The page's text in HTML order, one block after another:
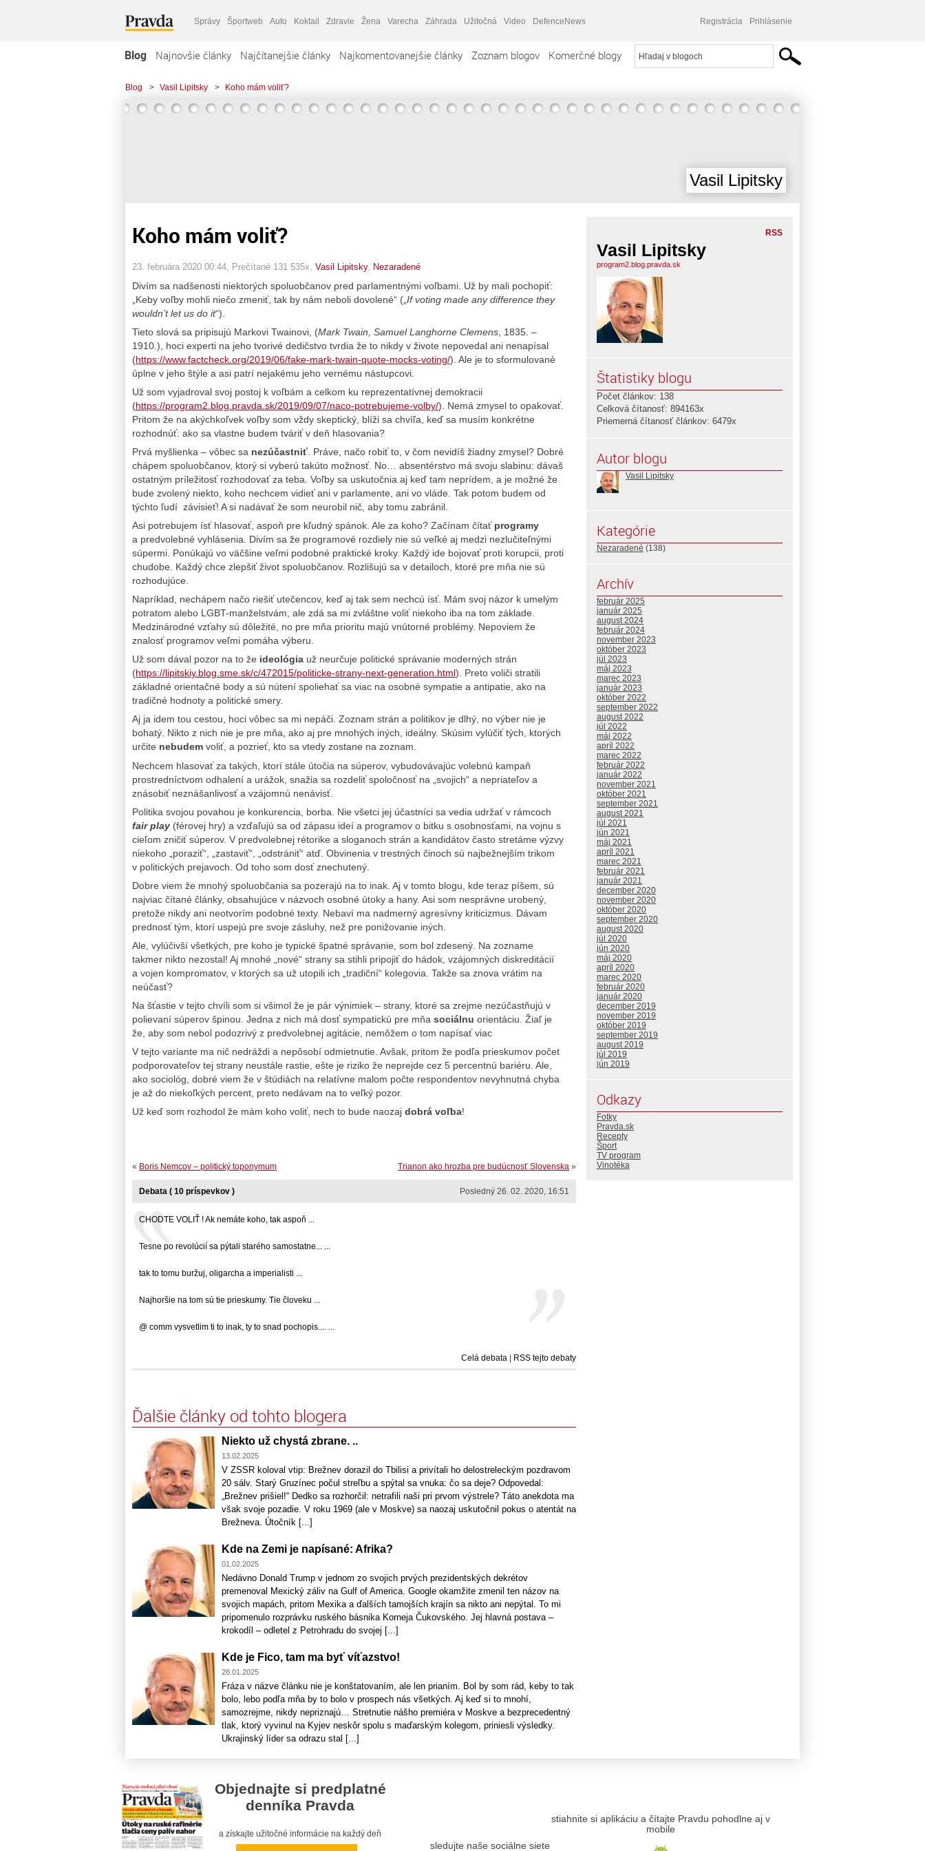
Správy Športweb Auto Koktail Zdravie Žena Varecha Záhrada Užitočná Video DefenceNews Registrácia Prihlásenie
Blog Najnovšie články Najčítanejšie články Najkomentovanejšie články Zoznam blogov Komerčné blogy
Blog > Vasil Lipitsky > Koho mám voliť?
Vasil Lipitsky
Koho mám voliť?
23. februára 2020 00:44 , Prečítané 131 535x, Vasil Lipitsky, Nezaradené
Divím sa nadšenosti niektorých spoluobčanov pred parlamentnými voľbami. Už by mali pochopiť:
„Keby voľby mohli niečo zmeniť, tak by nám neboli dovolené“ („ If voting made any difference they
wouldn’t let us do it“).
Tieto slová sa pripisujú Markovi Twainovi, (Mark Twain, Samuel Langhorne Clemens , 1835. –
1910.), hoci experti na jeho tvorivé dedičstvo tvrdia že to nikdy v živote nepovedal ani nenapísal
(https://www.factcheck.org/2019/06/fake-mark-twain-quote-mocks-voting/). Ale je to sformulované
úplne v jeho štýle a asi patrí nejakému jeho vernému nástupcovi.
Už som vyjadroval svoj postoj k voľbám a celkom ku reprezentatívnej demokracii
(https://program2.blog.pravda.sk/2019/09/07/naco-potrebujeme-volby/). Nemá zmysel to opakovať.
Pritom že na akýchkoľvek voľby som vždy skeptický, blíži sa chvíľa, keď sa musím konkrétne
rozhodnúť: ako sa vlastne budem tváriť v deň hlasovania?
Prvá myšlienka – vôbec sa nezúčastniť . Práve, načo robiť to, v čom nevidíš žiadny zmysel? Dobré
chápem spoluobčanov, ktorý si vyberú takúto možnosť. No… absentérstvo má svoju slabinu: dávaš
ostatným príležitosť rozhodovať za teba. Voľby sa uskutočnia aj keď tam neprídem, a je možné že
bude zvolený niekto, koho nechcem vidieť ani v parlamente, ani vo vláde. Tak potom budem od
týchto ľudí závisieť! A si nadávať že som neurobil nič, aby tomu zabránil.
Asi potrebujem ísť hlasovať, aspoň pre kľudný spánok. Ale za koho? Začínam čítať programy
a predvolebné vyhlásenia. Divím sa že programové rozdiely nie sú veľké aj medzi nezlučiteľnými
súpermi. Ponúkajú vo väčšine veľmi podobné praktické kroky. Každý ide bojovať proti korupcii, proti
chudobe. Každý chce zlepšiť život spoluobčanov. Rozlišujú sa v detailoch, ktoré pre mňa nie sú
rozhodujúce.
Napríklad, nechápem načo riešiť utečencov, keď aj tak sem nechcú ísť. Mám svoj názor k umelým
potratom alebo LGBT-manželstvám, ale zdá sa mi zvláštne voliť niekoho iba na tom základe.
Medzinárodné vzťahy sú dôležité, no pre mňa prioritu majú vnútorné problémy. Nepoviem že
znalosť programov veľmi pomáha výberu.
Už som dával pozor na to že ideológia už neurčuje politické správanie moderných strán
(https://lipitskiy.blog.sme.sk/c/472015/politicke-strany-next-generation.html). Preto voliči stratili
základné orientačné body a sú nútení spoliehať sa viac na osobné sympatie a antipatie, ako na
tradičné hodnoty a politické smery.
Aj ja idem tou cestou, hoci vôbec sa mi nepáči. Zoznam strán a politikov je dlhý, no výber nie je
bohatý. Nikto z nich nie je pre mňa, ako aj pre mnohých iných, ideálny. Skúsim vylúčiť tých, ktorých
určite nebudem voliť, a pozrieť, kto sa vtedy zostane na zoznam.
Nechcem hlasovať za takých, ktorí stále útočia na súperov, vybudovávajúc volebnú kampaň
prostredníctvom odhalení a urážok, snažia sa rozdeliť spoločnosť na „svojich“ a nepriateľov a
znásobiť neznášanlivosť a vzájomnú nenávisť.
Politika svojou povahou je konkurencia, borba. Nie všetci jej účastníci sa vedia udržať v rámcoch
fair play (férovej hry) a vzďaľujú sa od zápasu ideí a programov o bitku s osobnosťami, na vojnu s
cieľom zničiť súperov. V predvolebnej rétorike a sloganoch strán a kandidátov často stretáme výzvy
niekoho „poraziť“, „zastaviť“, „odstrániť“ atď. Obvinenia v trestných činoch sú najbežnejším trikom
v politických prejavoch. Od toho som dosť znechutený.
Dobre viem že mnohý spoluobčania sa pozerajú na to inak. Aj v tomto blogu, kde teraz píšem, sú
najviac čítané články, obsahujúce v názvoch osobné útoky a hany. Asi som nesprávne urobený,
pretože nikdy ani neotvorím podobné texty. Nebaví ma nadmerný agresívny kriticizmus. Dávam
prednosť tým, ktorí uspejú pre svoje zásluhy, než pre ponižovanie iných.
Ale, vylúčivší všetkých, pre koho je typické špatné správanie, som bol zdesený. Na zozname
takmer nikto nezostal! Aj mnohé „nové“ strany sa stihli pripojiť do hádok, vzájomných diskreditácií
a vojen kompromatov, v ktorých sa už utopili ich „tradiční“ kolegovia. Takže sa znova vrátim na
neúčasť?
Na šťastie v tejto chvíli som si všimol že je pár výnimiek – strany, ktoré sa zrejme nezúčastňujú v
polievaní súperov špinou. Jedna z nich má dosť sympatickú pre mňa sociálnu orientáciu. Žiaľ je
že, aby som nebol podozrivý z predvolebnej agitácie, nemôžem o tom napísať viac
V tejto variante ma nič nedráždi a nepôsobí odmietnutie. Avšak, pritom že podľa prieskumov počet
podporovateľov tej strany neustále rastie, ešte je riziko že neprejde cez 5 percentnú bariéru. Ale,
ako sociológ, dobré viem že v štúdiách na relatívne malom počte respondentov nevyhnutná chyba
je až do niekoľkých percent, preto nedávam na to veľký pozor.
Už keď som rozhodol že mám koho voliť, nech to bude naozaj dobrá voľba!
Trianon ako hrozba pre budúcnosť Slovenska »
« Boris Nemcov – politický toponymum
Posledný 26. 02. 2020, 16:51
Debata ( 10 príspevkov )
CHODTE VOLIŤ ! Ak nemáte koho, tak aspoň ...
Tesne po revolúcií sa pýtali starého samostatne... ...
tak to tomu buržuj, oligarcha a imperialisti ...
Najhoršie na tom sú tie prieskumy. Tie človeku ...
@ comm vysvetlim ti to inak, ty to snad pochopis.... ...
Celá debata | RSS tejto debaty
Ďalšie články od tohto blogera
Niekto už chystá zbrane. ..
13.02.2025
V ZSSR koloval vtip: Brežnev dorazil do Tbilisi a privítali ho delostreleckým pozdravom
20 sálv. Starý Gruzínec počul streľbu a spýtal sa vnuka: čo sa deje? Odpovedal:
„Brežnev prišiel!“ Dedko sa rozhorčil: netrafili naši pri prvom výstrele? Táto anekdota ma
však svoje pozadie. V roku 1969 (ale v Moskve) sa naozaj uskutočnil pokus o atentát na
Brežneva. Útočník [...]
Kde na Zemi je napísané: Afrika?
01.02.2025
Nedávno Donald Trump v jednom zo svojich prvých prezidentských dekrétov
premenoval Mexický záliv na Gulf of America. Google okamžite zmenil ten názov na
svojich mapách, pritom Mexika a ďalších tamojších krajín sa nikto ani nepýtal. To mi
pripomenulo rozprávku ruského básnika Korneja Čukovského. Jej hlavná postava –
krokodíl – odletel z Petrohradu do svojej [...]
Kde je Fico, tam ma byť víťazstvo!
28.01.2025
Fráza v názve článku nie je konštatovaním, ale len prianím. Bol by som rád, keby to tak
bolo, lebo podľa mňa by to bolo v prospech nás všetkých. Aj keď si to mnohí,
samozrejme, nikdy nepriznajú… Stretnutie nášho premiéra v Moskve a bezprecedentný
tlak, ktorý vyvinul na Kyjev neskôr spolu s maďarským kolegom, priniesli výsledky.
Ukrajinský líder sa odrazu stal [...]
RSS
Vasil Lipitsky
program2.blog.pravda.sk
Štatistiky blogu
Počet článkov: 138
Celková čítanosť: 894163x
Priemerná čítanosť článkov: 6479x
Autor blogu
Vasil Lipitsky
Kategórie
Nezaradené (138)
Archív
február 2025
január 2025
august 2024
február 2024
november 2023
október 2023
júl 2023
máj 2023
marec 2023
január 2023
október 2022
september 2022
august 2022
júl 2022
máj 2022
apríl 2022
marec 2022
február 2022
január 2022
november 2021
október 2021
september 2021
august 2021
júl 2021
jún 2021
máj 2021
apríl 2021
marec 2021
február 2021
január 2021
december 2020
november 2020
október 2020
september 2020
august 2020
júl 2020
jún 2020
máj 2020
apríl 2020
marec 2020
február 2020
január 2020
december 2019
november 2019
október 2019
september 2019
august 2019
júl 2019
jún 2019
Odkazy
Fotky
Pravda.sk
Recepty
Šport
TV program
Vinotéka
Objednajte si predplatné
denníka Pravda
a získajte užitočné informácie na každý deň
sledujte naše sociálne siete
stiahnite si aplikáciu a čítajte Pravdu pohodlne aj v
mobile